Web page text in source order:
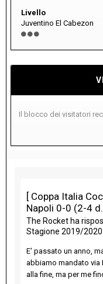
Livello
Juventino El Cabezon
Il blocco dei visitatori
[ Coppa Italia
Napoli 0-0 (2-4
The Rocket ha
Stagione 2019/2020
E' passato un anno,
abbiamo mandato via
alla fine, ma per me